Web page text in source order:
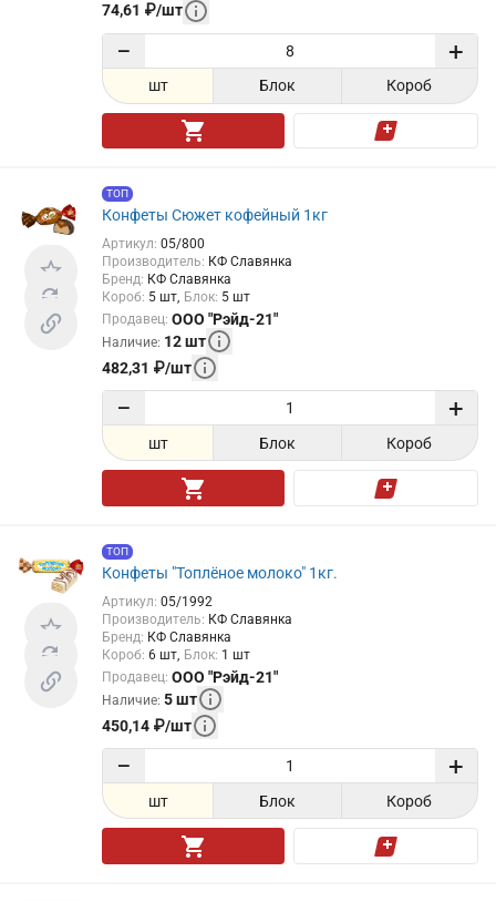
74,61 ₽/шт
− +
шт Блок Короб
ТОП
Конфеты Сюжет кофейный 1кг
Артикул: 05/800
Производитель: КФ Славянка
Бренд: КФ Славянка
Короб: 5 шт Блок: 5 шт
Продавец: ООО "Рэйд-21"
Наличие: 12шт
482,31 ₽/шт
− +
шт Блок Короб
ТОП
Конфеты "Топлёное молоко" 1кг.
Артикул: 05/1992
Производитель: КФ Славянка
Бренд: КФ Славянка
Короб: 6 шт Блок: 1 шт
Продавец: ООО "Рэйд-21"
Наличие: 5шт
450,14 ₽/шт
− +
шт Блок Короб